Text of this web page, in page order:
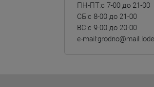
ПН-ПТ:с 7-00 до 21-00
СБ:с 8-00 до 21-00
ВС:c 9-00 до 20-00
e-mail: